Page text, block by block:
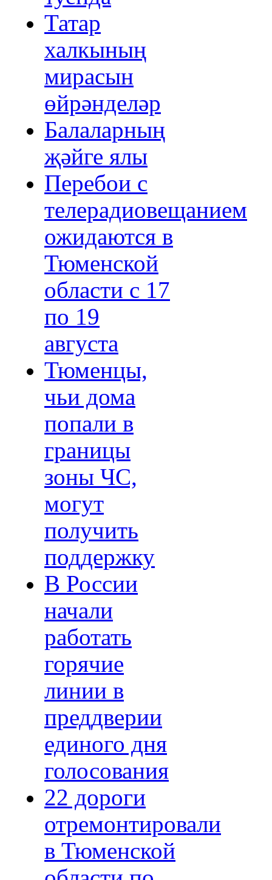
Татар
халкының
мирасын
өйрәнделәр
Балаларның
җәйге ялы
Перебои с
телерадиовещанием
ожидаются в
Тюменской
области с 17
по 19
августа
Тюменцы,
чьи дома
попали в
границы
зоны ЧС,
могут
получить
поддержку
В России
начали
работать
горячие
линии в
преддверии
единого дня
голосования
22 дороги
отремонтировали
в Тюменской